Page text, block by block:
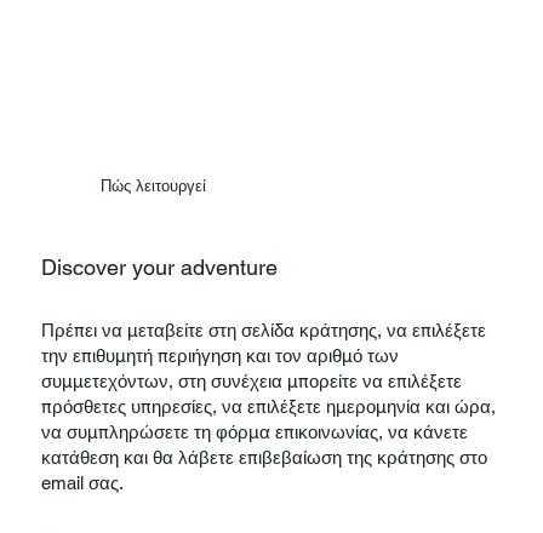
Πώς λειτουργεί
Discover your adventure
Πρέπει να μεταβείτε στη σελίδα κράτησης, να επιλέξετε
την επιθυμητή περιήγηση και τον αριθμό των
συμμετεχόντων, στη συνέχεια μπορείτε να επιλέξετε
πρόσθετες υπηρεσίες, να επιλέξετε ημερομηνία και ώρα,
να συμπληρώσετε τη φόρμα επικοινωνίας, να κάνετε
κατάθεση και θα λάβετε επιβεβαίωση της κράτησης στο
email σας.